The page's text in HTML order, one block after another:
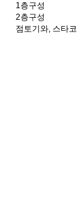
1층구성
2층구성
점토기와, 스타코